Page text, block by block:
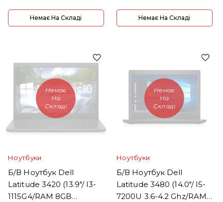
Немає На Складі Немає На Складі
Немає
На
Складі
Ноутбуки
Б/В Ноутбук Dell
Latitude 3420 (13.9"/ I3-
1115G4/RAM 8GB
Немає
На
Складі
Ноутбуки
Б/В Ноутбук Dell
Latitude 3480 (14.0"/ I5-
7200U 3.6-4.2 Ghz/RAM